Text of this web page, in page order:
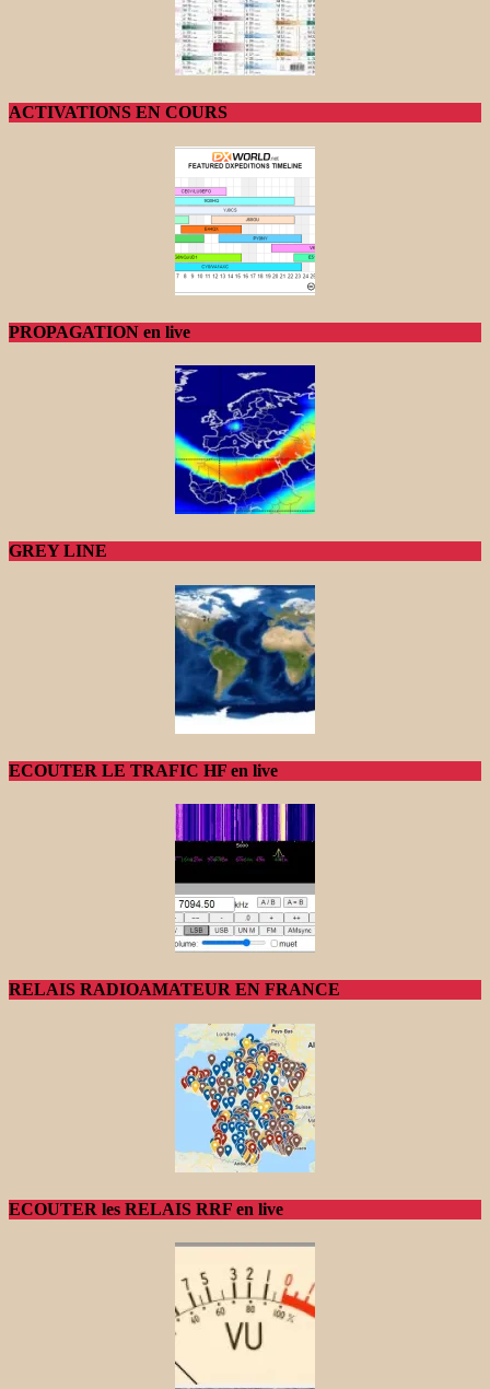
ACTIVATIONS EN COURS
PROPAGATION en live
GREY LINE
ECOUTER LE TRAFIC HF en live
RELAIS RADIOAMATEUR EN FRANCE
ECOUTER les RELAIS RRF en live